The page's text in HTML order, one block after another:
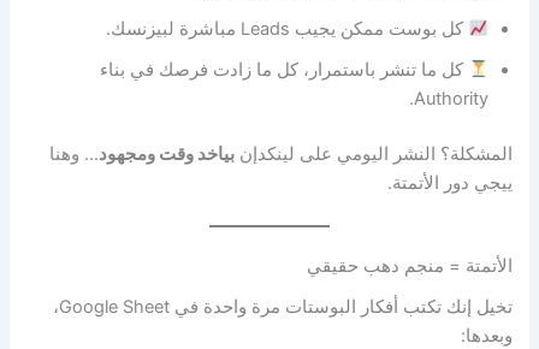
كل بوست ممكن يجيب Leads مباشرة لبيزنسك.
كل ما تنشر باستمرار، كل ما زادت فرصك في بناء
Authority.
المشكلة؟ النشر اليومي على لينكدإنبياخد وقت ومجهود… وهنا
ييجي دور الأتمتة.
الأتمتة = منجم دهب حقيقي
تخيل إنك تكتب أفكار البوستات مرة واحدة في Google Sheet،
وبعدها: